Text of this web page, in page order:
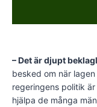
– Det är djupt
besked om när
regeringens politik
hjälpa de många